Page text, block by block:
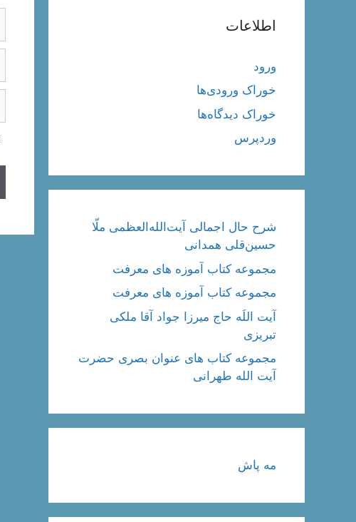
اطلاعات
ورود
خوراک ورودی‌ها
خوراک دیدگاه‌ها
وردپرس
شرح حال اجمالی آیت‌الله‌العظمی ملّا
حسین‌قلی همدانی
مجموعه کتاب آموزه های معرفت
مجموعه کتاب آموزه های معرفت
آیت اللَه حاج میرزا جواد آقا ملکی
تبریزی
مجموعه کتاب های عنوان بصری حضرت
آیت الله طهرانی
مه پاش